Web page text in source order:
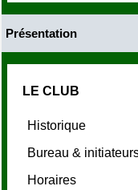
Présentation
LE CLUB
Historique
Bureau &
Horaires